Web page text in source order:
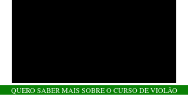
QUERO SABER MAIS SOBRE O CURSO DE VIOLÃO